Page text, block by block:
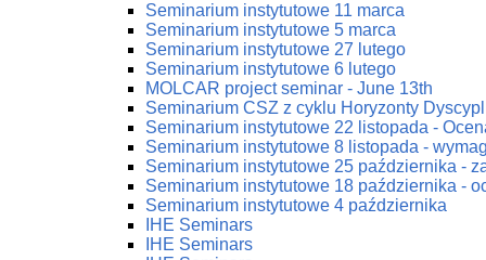
Seminarium instytutowe 11 marca
Seminarium instytutowe 5 marca
Seminarium instytutowe 27 lutego
Seminarium instytutowe 6 lutego
MOLCAR project seminar - June 13th
Seminarium CSZ z cyklu Horyzonty
Seminarium instytutowe 22 listopada -
Seminarium instytutowe 8 listopada -
Seminarium instytutowe 25 października -
Seminarium instytutowe 18 października -
Seminarium instytutowe 4 października
IHE Seminars
IHE Seminars